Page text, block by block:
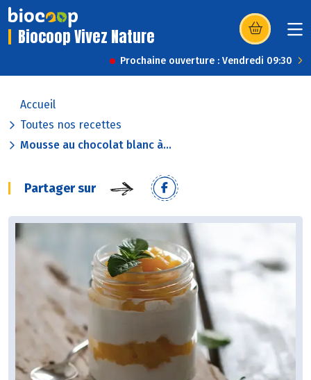
Biocoop Vivez Nature (s’ouvre dans
Prochaine ouverture : Vendredi 09:30
Accueil
Toutes nos recettes
Mousse au chocolat blanc à...
Partager sur